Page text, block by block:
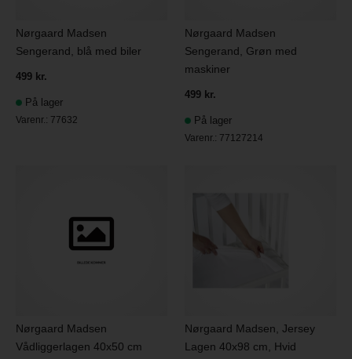
Nørgaard Madsen
Sengerand, blå med biler
499 kr.
På lager
Varenr.: 77632
Nørgaard Madsen
Sengerand, Grøn med
maskiner
499 kr.
På lager
Varenr.: 77127214
Nørgaard Madsen
Vådliggerlagen 40x50 cm
Nørgaard Madsen, Jersey
Lagen 40x98 cm, Hvid